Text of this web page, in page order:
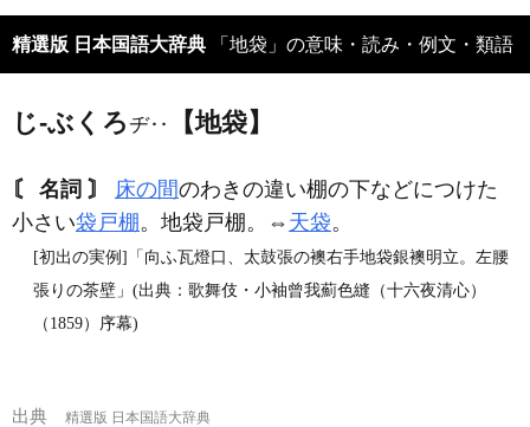
精選版 日本国語大辞典 「地袋」の意味・読み・例文・類語
じ‐ぶくろヂ‥ 【地袋】
〘 名詞 〙 床の間のわきの違い棚の下などにつけた
小さい袋戸棚。地袋戸棚。⇔ 天袋。
[初出の実例]「向ふ瓦燈口、太鼓張の襖右手地袋銀襖明立。左腰
張りの茶壁」(出典：歌舞伎・小袖曾我薊色縫（十六夜清心）
（1859）序幕)
出典
精選版 日本国語大辞典